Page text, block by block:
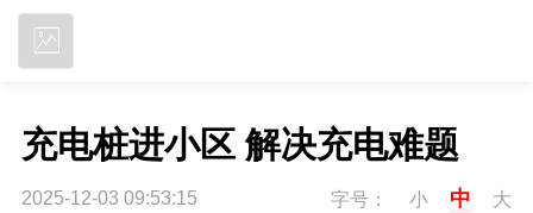
充电桩进小区 解决充电难题
2025-12-03 09:53:15 字号： 小 中 大